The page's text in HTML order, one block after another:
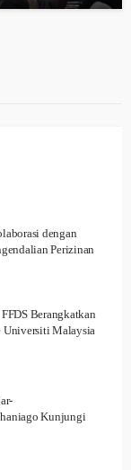
dengan
Perizinan
Berangkatkan
Universiti Malaysia
Kunjungi